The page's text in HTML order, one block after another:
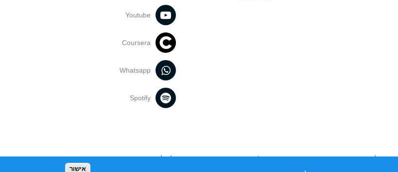
Youtube
Coursera
Whatsapp
Spotify
בבעלותך זכויות יוצרים בתכנים שנמצאים פה ו/או השימוש שנעשה בתכנים אלה לדעתך מפר זכויות
אישור